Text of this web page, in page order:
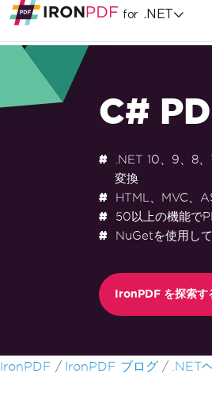
for .NET
C#
.NET 10、9、8
変換
HTML、MVC、
50以上の機能で
NuGetを使用し
IronPDF を探索す
フッターコンテンツにスキップ
IronPDF IronPDF ブログ .NET